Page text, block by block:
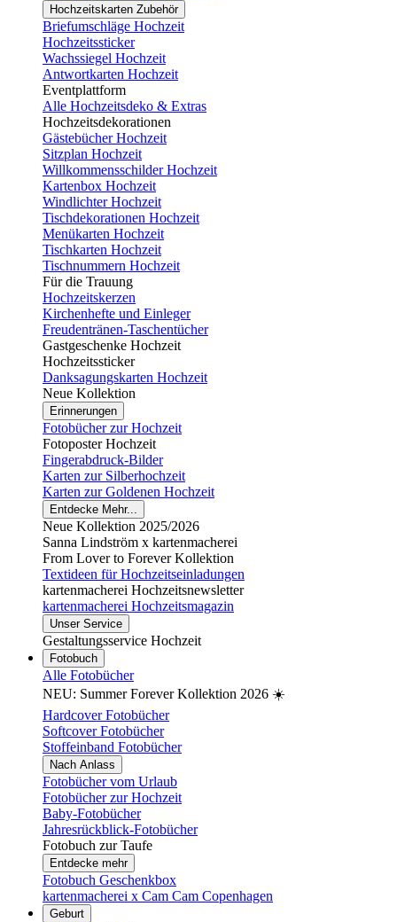
Hochzeitskarten Zubehör
Briefumschläge Hochzeit
Hochzeitssticker
Wachssiegel Hochzeit
Antwortkarten Hochzeit
Eventplattform
Alle Hochzeitsdeko & Extras
Hochzeitsdekorationen
Gästebücher Hochzeit
Sitzplan Hochzeit
Willkommensschilder Hochzeit
Kartenbox Hochzeit
Windlichter Hochzeit
Tischdekorationen Hochzeit
Menükarten Hochzeit
Tischkarten Hochzeit
Tischnummern Hochzeit
Für die Trauung
Hochzeitskerzen
Kirchenhefte und Einleger
Freudentränen-Taschentücher
Gastgeschenke Hochzeit
Hochzeitssticker
Danksagungskarten Hochzeit
Neue Kollektion
Erinnerungen
Fotobücher zur Hochzeit
Fotoposter Hochzeit
Fingerabdruck-Bilder
Karten zur Silberhochzeit
Karten zur Goldenen Hochzeit
Entdecke Mehr...
Neue Kollektion 2025/2026
Sanna Lindström x kartenmacherei
From Lover to Forever Kollektion
Textideen für Hochzeitseinladungen
kartenmacherei Hochzeitsnewsletter
kartenmacherei Hochzeitsmagazin
Unser Service
Gestaltungsservice Hochzeit
Fotobuch
Alle Fotobücher
NEU: Summer Forever Kollektion 2026 ☀️
Hardcover Fotobücher
Softcover Fotobücher
Stoffeinband Fotobücher
Nach Anlass
Fotobücher vom Urlaub
Fotobücher zur Hochzeit
Baby-Fotobücher
Jahresrückblick-Fotobücher
Fotobuch zur Taufe
Entdecke mehr
Fotobuch Geschenkbox
kartenmacherei x Cam Cam Copenhagen
Geburt